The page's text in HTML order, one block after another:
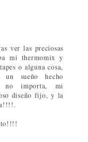
ver las preciosas
mi thermomix y
o alguna cosa,
un sueño hecho
no importa, mi
diseño fijo, y la